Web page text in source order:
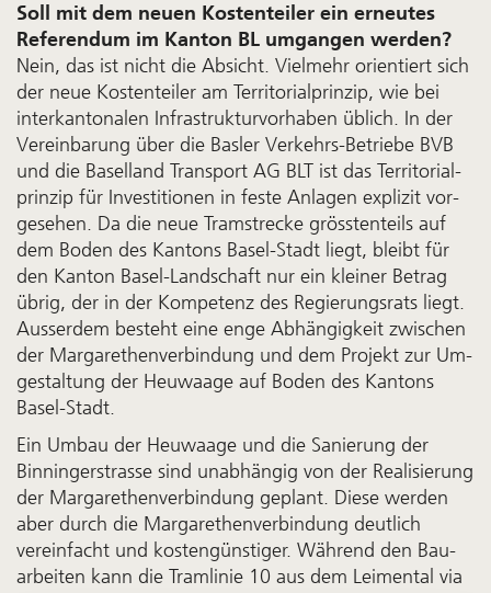
Soll mit dem neuen Kostenteiler ein erneutes
Referendum im Kanton BL umgangen werden?
Nein, das ist nicht die Absicht. Viel­mehr orientiert sich
der neue Kosten­teiler am Territorial­prinzip, wie bei
inter­kantonalen Infra­struktur­vor­haben üblich. In der
Verein­barung über die Basler Ver­kehrs-Betriebe BVB
und die Basel­land Trans­port AG BLT ist das Territorial­
prinzip für In­ves­ti­tio­nen in feste An­lagen ex­pl­izit vor­
ge­se­hen. Da die neue Tram­strecke grössten­teils auf
dem Bo­den des Kan­tons Basel-Stadt liegt, blei­bt für
den Kan­ton Basel-Land­schaft nur ein kleiner Be­trag
übrig, der in der Kom­pe­tenz des Regier­ungs­rats liegt.
Ausser­dem be­steht eine enge Ab­hän­gig­keit zwi­schen
der Margarethen­ver­bin­dung und dem Projekt zur Um­
ge­staltung der Heu­waage auf Bo­den des Kantons
Basel-Stadt.
Ein Um­bau der Heu­waage und die Sanier­ung der
Binninger­strasse sind unab­hängig von der Reali­sier­ung
der Margarethen­verbindung geplant. Diese werden
aber durch die Margarethen­verbind­ung deut­lich
verein­facht und kosten­günstiger. Während den Bau­
arbeiten kann die Tramlinie 10 aus dem Leimental via